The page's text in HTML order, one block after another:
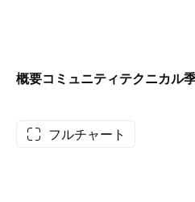
概要コミュニティテクニカル
フルチャート